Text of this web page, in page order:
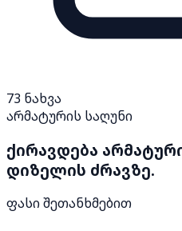
73 ნახვა
არმატურის საღუნი
ქირავდება
დიზელის ძრავზე.
ფასი შეთანხმებით